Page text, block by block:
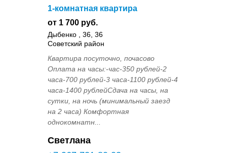
1-комнатная квартира
от 1 700 руб.
Дыбенко , 36, 36
Советский район
Квартира посуточно, почасово
Оплата на часы:-час-350 рублей-2
часа-700 рублей-3 часа-1100 рублей-4
часа-1400 рублейСдача на часы, на
сутки, на ночь (минимальный заезд
на 2 часа) Комфортная
однокомнатн...
Светлана